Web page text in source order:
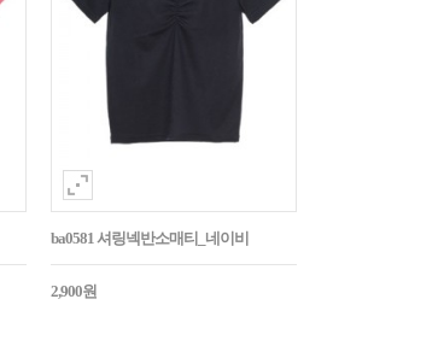
ba0581 셔링넥반소매티_네이비
2,900원